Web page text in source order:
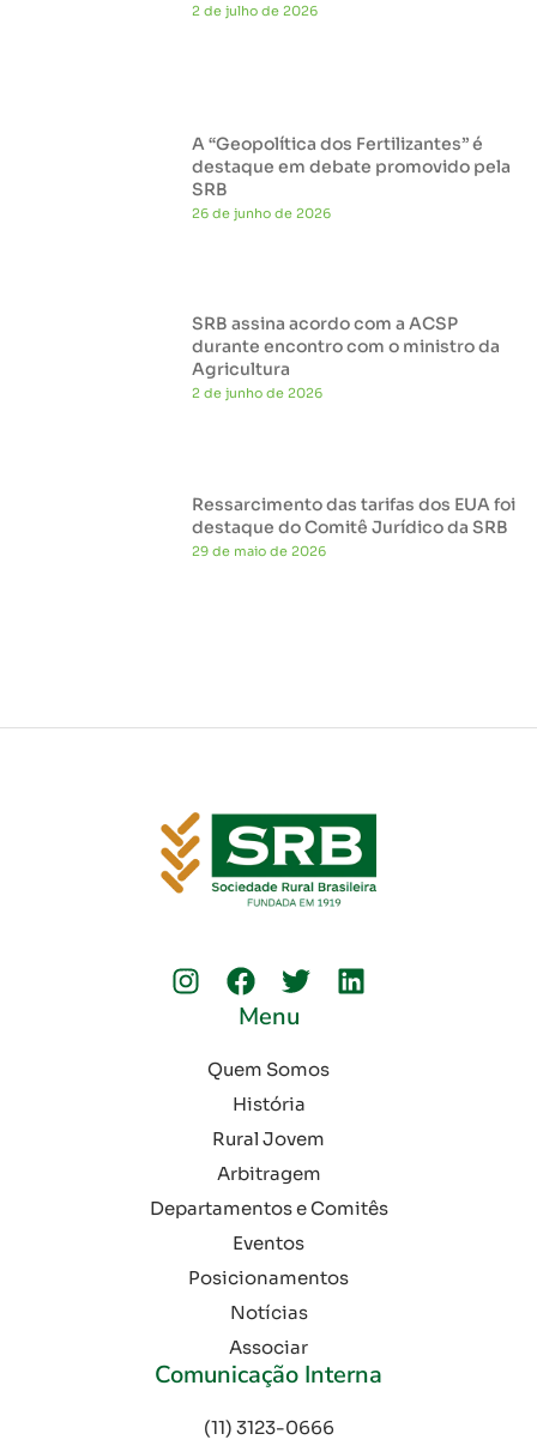
2 de julho de 2026
A “Geopolítica dos Fertilizantes” é
destaque em debate promovido pela
SRB
26 de junho de 2026
SRB assina acordo com a ACSP
durante encontro com o ministro da
Agricultura
2 de junho de 2026
Ressarcimento das tarifas dos EUA foi
destaque do Comitê Jurídico da SRB
29 de maio de 2026
Menu
Quem Somos
História
Rural Jovem
Arbitragem
Departamentos e Comitês
Eventos
Posicionamentos
Notícias
Associar
Comunicação Interna
(11) 3123-0666